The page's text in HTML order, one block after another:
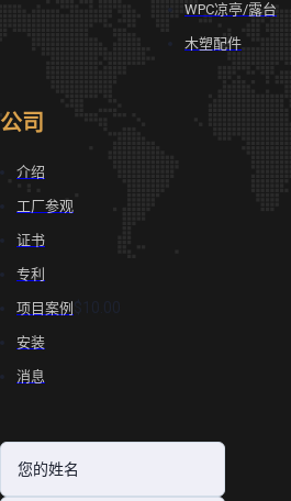
WPC凉亭/露台
木塑配件
公司
介绍
工厂参观
证书
专利
项目案例 $10.00
安装
消息